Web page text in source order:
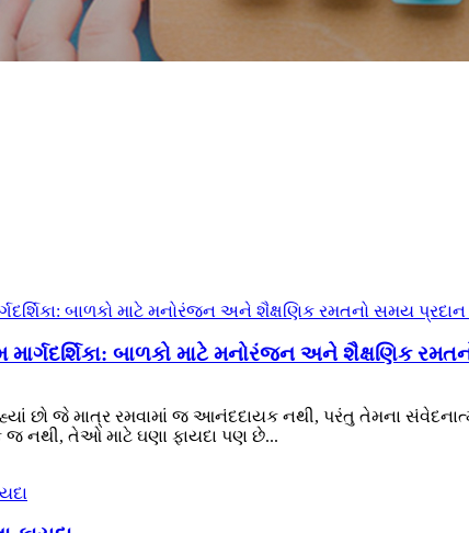
માર્ગદર્શિકા: બાળકો માટે મનોરંજન અને શૈક્ષણિક
છો જે માત્ર રમવામાં જ આનંદદાયક નથી, પરંતુ તેમના
નથી, તેઓ માટે ઘણા ફાયદા પણ છે...